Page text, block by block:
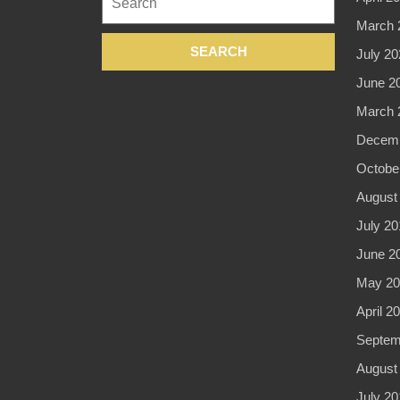
for:
March
July
June
March
August
July
June
May
April
August